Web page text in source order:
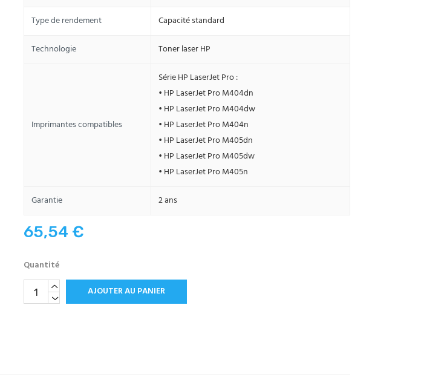
Type de rendement Capacité standard
Technologie Toner laser HP
Imprimantes compatibles
Série HP LaserJet Pro :
• HP LaserJet Pro M404dn
• HP LaserJet Pro M404dw
• HP LaserJet Pro M404n
• HP LaserJet Pro M405dn
• HP LaserJet Pro M405dw
• HP LaserJet Pro M405n
Garantie 2 ans
65,54 €
Quantité
AJOUTER AU PANIER